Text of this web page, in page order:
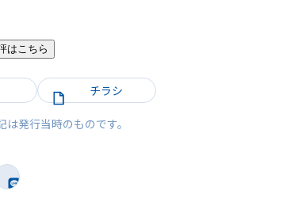
はこちら
チラシ
発行当時のものです。